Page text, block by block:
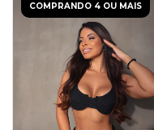
COMPRANDO 4 OU MAIS